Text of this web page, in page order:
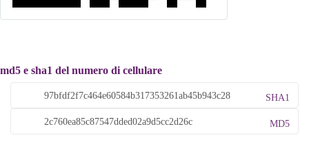
md5 e sha1 del numero di cellulare
SHA1
MD5